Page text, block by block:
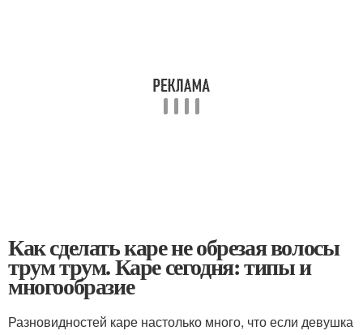
Как сделать каре не обрезая волосы
трум трум. Каре сегодня: типы и
многообразие
Разновидностей каре настолько много, что если девушка